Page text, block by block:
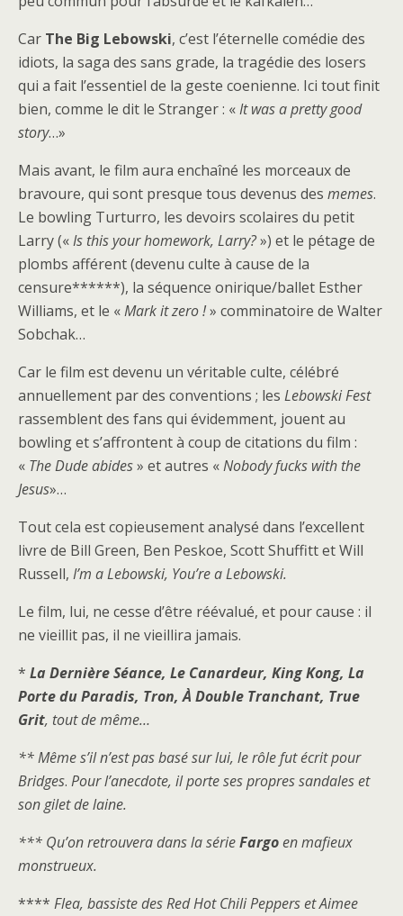
Car The Big Lebowski, c’est l’éternelle comédie des
idiots, la saga des sans grade, la tragédie des losers
qui a fait l’essentiel de la geste coenienne. Ici tout finit
bien, comme le dit le Stranger : «It was a pretty good
story…»
Mais avant, le film aura enchaîné les morceaux de
bravoure, qui sont presque tous devenus des memes.
Le bowling Turturro, les devoirs scolaires du petit
Larry («Is this your homework, Larry?») et le pétage de
plombs afférent (devenu culte à cause de la
censure******), la séquence onirique/ballet Esther
Williams, et le «Mark it zero !» comminatoire de Walter
Sobchak…
Car le film est devenu un véritable culte, célébré
annuellement par des conventions ; les Lebowski Fest
rassemblent des fans qui évidemment, jouent au
bowling et s’affrontent à coup de citations du film :
« The Dude abides» et autres «Nobody fucks with the
Jesus»…
Tout cela est copieusement analysé dans l’excellent
livre de Bill Green, Ben Peskoe, Scott Shuffitt et Will
Russell, I’m a Lebowski, You’re a Lebowski.
Le film, lui, ne cesse d’être réévalué, et pour cause : il
ne vieillit pas, il ne vieillira jamais.
* La Dernière Séance, Le Canardeur, King Kong, La
Porte du Paradis, Tron, À Double Tranchant, True
Grit, tout de même…
** Même s’il n’est pas basé sur lui, le rôle fut écrit pour
Bridges. Pour l’anecdote, il porte ses propres sandales et
son gilet de laine.
*** Qu’on retrouvera dans la sérieFargoen mafieux
monstrueux.
**** Flea, bassiste des Red Hot Chili Peppers et Aimee